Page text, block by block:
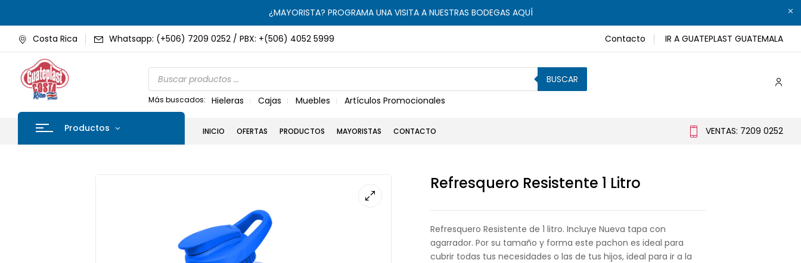
¿MAYORISTA? PROGRAMA UNA VISITA A NUESTRAS BODEGAS AQUÍ
Costa Rica Whatsapp: (+506) 7209 0252 / PBX: +(506) 4052 5999 Contacto IR A GUATEPLAST GUATEMALA
BUSCAR
Más buscados: Hieleras Cajas Muebles Artículos Promocionales
Productos INICIO OFERTAS PRODUCTOS MAYORISTAS CONTACTO VENTAS: 7209 0252
Refresquero Resistente 1 Litro
Refresquero Resistente de 1 litro. Incluye Nueva tapa con
agarrador. Por su tamaño y forma este pachon es ideal para
cubrir todas tus necesidades o las de tus hijos, ideal para ir a la